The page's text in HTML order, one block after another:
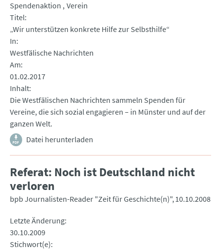
Spendenaktion Verein
Titel
„Wir unterstützen konkrete Hilfe zur Selbsthilfe“
In
Westfälische Nachrichten
Am
01.02.2017
Inhalt
Die Westfälischen Nachrichten sammeln Spenden für
Vereine, die sich sozial engagieren – in Münster und auf der
ganzen Welt.
Datei herunterladen
Referat: Noch ist Deutschland nicht
verloren
bpb Journalisten-Reader "Zeit für Geschichte(n)" 10.10.2008
Letzte Änderung
30.10.2009
Stichwort(e)